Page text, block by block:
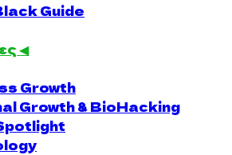
Guide
◀
Growth
Growth & BioHacking